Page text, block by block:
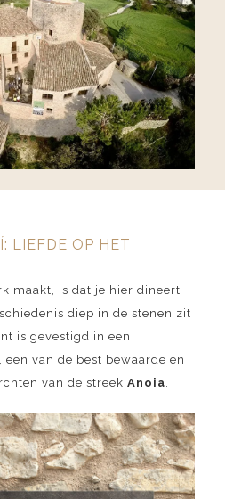
LIEFDE OP HET
maakt, is dat je hier dineert
diep in de stenen zit
is gevestigd in een
van de best bewaarde en
van de streekAnoia.